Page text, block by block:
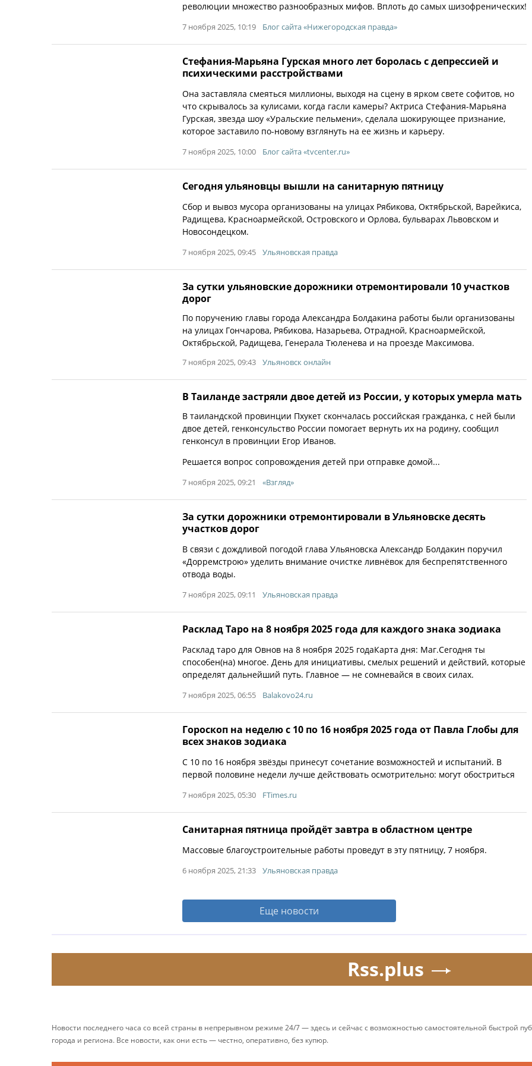
революции множество разно­образных мифов. Вплоть до самых шизофренических!
7 ноября 2025, 10:19 Блог сайта «Нижегородская правда»
Стефания-Марьяна Гурская много лет боролась с депрессией и
психическими расстройствами
Она заставляла смеяться миллионы, выходя на сцену в ярком свете софитов, но
что скрывалось за кулисами, когда гасли камеры? Актриса Стефания-Марьяна
Гурская, звезда шоу «Уральские пельмени», сделала шокирующее признание,
которое заставило по-новому взглянуть на ее жизнь и карьеру.
7 ноября 2025, 10:00 Блог сайта «tvcenter.ru»
Сегодня ульяновцы вышли на санитарную пятницу
Сбор и вывоз мусора организованы на улицах Рябикова, Октябрьской, Варейкиса,
Радищева, Красноармейской, Островского и Орлова, бульварах Львовском и
Новосондецком.
7 ноября 2025, 09:45 Ульяновская правда
За сутки ульяновские дорожники отремонтировали 10 участков
дорог
По поручению главы города Александра Болдакина работы были организованы
на улицах Гончарова, Рябикова, Назарьева, Отрадной, Красноармейской,
Октябрьской, Радищева, Генерала Тюленева и на проезде Максимова.
7 ноября 2025, 09:43 Ульяновск онлайн
В Таиланде застряли двое детей из России, у которых умерла мать
В таиландской провинции Пхукет скончалась российская гражданка, с ней были
двое детей, генконсульство России помогает вернуть их на родину, сообщил
генконсул в провинции Егор Иванов.
Решается вопрос сопровождения детей при отправке домой...
7 ноября 2025, 09:21 «Взгляд»
За сутки дорожники отремонтировали в Ульяновске десять
участков дорог
В связи с дождливой погодой глава Ульяновска Александр Болдакин поручил
«Дорремстрою» уделить внимание очистке ливнёвок для беспрепятственного
отвода воды.
7 ноября 2025, 09:11 Ульяновская правда
Расклад Таро на 8 ноября 2025 года для каждого знака зодиака
Расклад таро для Овнов на 8 ноября 2025 годаКарта дня: Маг.Сегодня ты
способен(на) многое. День для инициативы, смелых решений и действий, которые
определят дальнейший путь. Главное — не сомневайся в своих силах.
7 ноября 2025, 06:55 Balakovo24.ru
Гороскоп на неделю с 10 по 16 ноября 2025 года от Павла Глобы для
всех знаков зодиака
С 10 по 16 ноября звёзды принесут сочетание возможностей и испытаний. В
первой половине недели лучше действовать осмотрительно: могут обостриться
7 ноября 2025, 05:30 FTimes.ru
Санитарная пятница пройдёт завтра в областном центре
Массовые благоустроительные работы проведут в эту пятницу, 7 ноября.
6 ноября 2025, 21:33 Ульяновская правда
Еще новости
Rss.plus
Новости последнего часа со всей страны в непрерывном режиме 24/7 — здесь и сейчас с возможностью самостоятельной быстрой
города и региона. Все новости, как они есть — честно, оперативно, без купюр.